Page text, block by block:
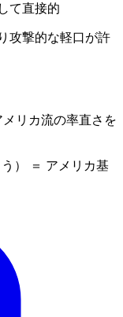
て直接的
攻撃的な軽口が許
リカ流の率直さを
） ＝ アメリカ基